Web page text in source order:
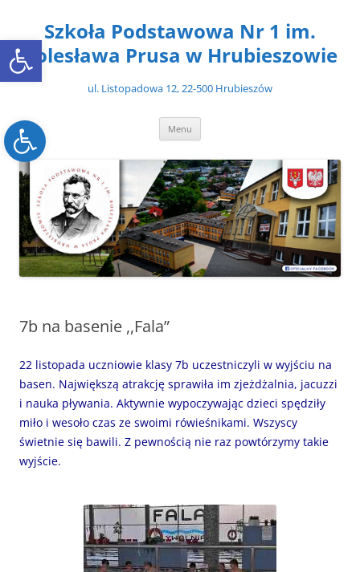
Open toolbar
Open toolbar
treściSzkoła Podstawowa Nr 1 im.
Bolesława Prusa w Hrubieszowie
ul. Listopadowa 12, 22-500 Hrubieszów
Menu
7b na basenie ,,Fala”
22 listopada uczniowie klasy 7b uczestniczyli w wyjściu na
basen. Największą atrakcję sprawiła im zjeżdżalnia, jacuzzi
i nauka pływania. Aktywnie wypoczywając dzieci spędziły
miło i wesoło czas ze swoimi rówieśnikami. Wszyscy
świetnie się bawili. Z pewnością nie raz powtórzymy takie
wyjście.